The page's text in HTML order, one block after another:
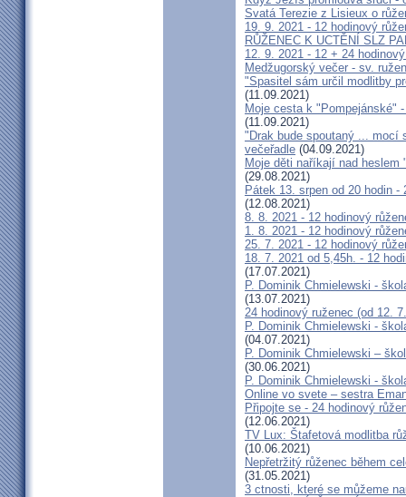
Svatá Terezie z Lisieux o
19. 9. 2021 - 12 hodinový
RŮŽENEC K UCTĚNÍ SLZ
12. 9. 2021 - 12 + 24
Medžugorský večer - sv.
"Spasitel sám určil modlitby
(11.09.2021)
Moje cesta k "Pompejánské"
(11.09.2021)
"Drak bude spoutaný ... mocí
večeřadle (04.09.2021)
Moje děti naříkají nad
(29.08.2021)
Pátek 13. srpen od 20 hodin
(12.08.2021)
8. 8. 2021 - 12 hodinový
1. 8. 2021 - 12 hodinový
25. 7. 2021 - 12 hodinový
18. 7. 2021 od 5,45h. - 12
(17.07.2021)
P. Dominik Chmielewski -
(13.07.2021)
24 hodinový ruženec (od 12.
P. Dominik Chmielewski -
(04.07.2021)
P. Dominik Chmielewski –
(30.06.2021)
P. Dominik Chmielewski -
Online vo svete – sestra
Připojte se - 24 hodinový
(12.06.2021)
TV Lux: Štafetová modlitba
(10.06.2021)
Nepřetržitý růženec během
(31.05.2021)
3 ctnosti, které se můžeme